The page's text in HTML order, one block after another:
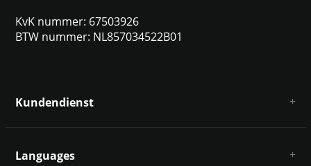
KvK nummer: 67503926
BTW nummer: NL857034522B01
Kundendienst
Haftungsausschluss und Datenschutz
Languages